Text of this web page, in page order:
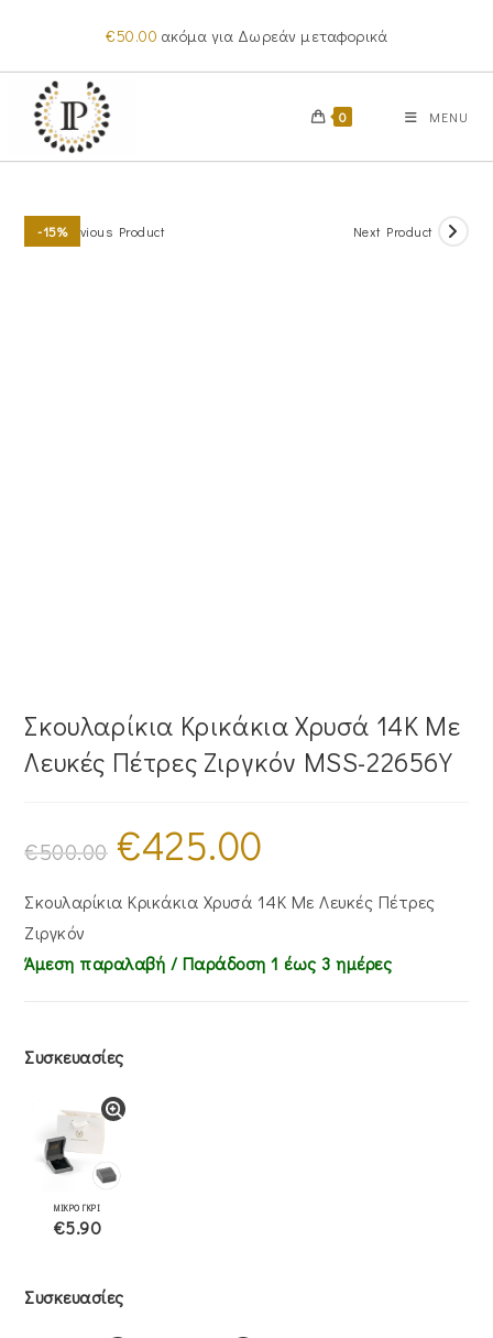
content
€50.00 ακόμα για Δωρεάν μεταφορικά
0 MENU
-15%Previous Product Next Product
Σκουλαρίκια Κρικάκια Χρυσά 14Κ Με
Λευκές Πέτρες Ζιργκόν MSS-22656Y
€500.00
Original
price
was:
€425.00
€425.00.
Σκουλαρίκια Κρικάκια Χρυσά 14Κ Με Λευκές Πέτρες
Ζιργκόν
Άμεση παραλαβή / Παράδoση 1 έως 3 ημέρες
Συσκευασίες
ΜΙΚΡΟ ΓΚΡΙ
€5.90
Συσκευασίες